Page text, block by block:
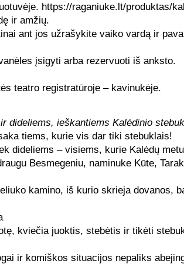
https://raganiuke.lt/produktas/
ir amžių.
ant jos užrašykite vaiko vardą ir
įsigyti arba rezervuoti iš anksto.
teatro registratūroje – kavinukėje.
dideliems, ieškantiems Kalėdinio
tiems, kurie vis dar tiki stebuklais!
dideliems – visiems, kurie Kalėdų
Besmegeniu, naminuke Kūte,
kamino, iš kurio skrieja dovanos,
kviečia juoktis, stebėtis ir tikėti
ir komiškos situacijos nepaliks